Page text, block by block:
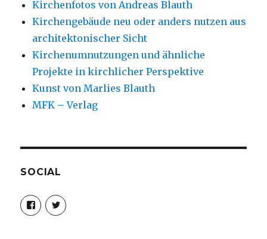
Kirchenfotos von Andreas Blauth
Kirchengebäude neu oder anders nutzen aus
architektonischer Sicht
Kirchenumnutzungen und ähnliche
Projekte in kirchlicher Perspektive
Kunst von Marlies Blauth
MFK – Verlag
SOCIAL
Profil
von
christoph.fleischer1
Profil
von